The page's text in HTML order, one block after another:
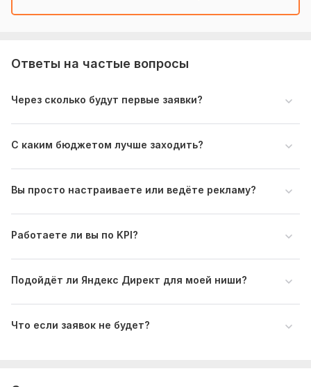
Описание продукта/услуги (что продаете)
Основные преимущества (чем вы лучше конкурентов)
Дополнительно (если есть):
— список ключевых запросов
— примеры конкурентов
— пожелания по заявкам/стоимости
checklist_table.pdf
Ответы на частые вопросы
Через сколько будут первые заявки?
С каким бюджетом лучше заходить?
Вы просто настраиваете или ведёте рекламу?
Работаете ли вы по KPI?
Подойдёт ли Яндекс Директ для моей ниши?
Что если заявок не будет?